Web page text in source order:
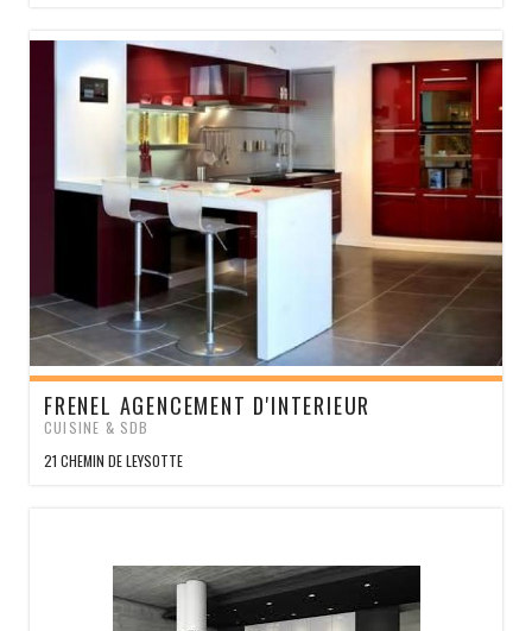
FRENEL AGENCEMENT D'INTERIEUR
CUISINE & SDB
21 CHEMIN DE LEYSOTTE